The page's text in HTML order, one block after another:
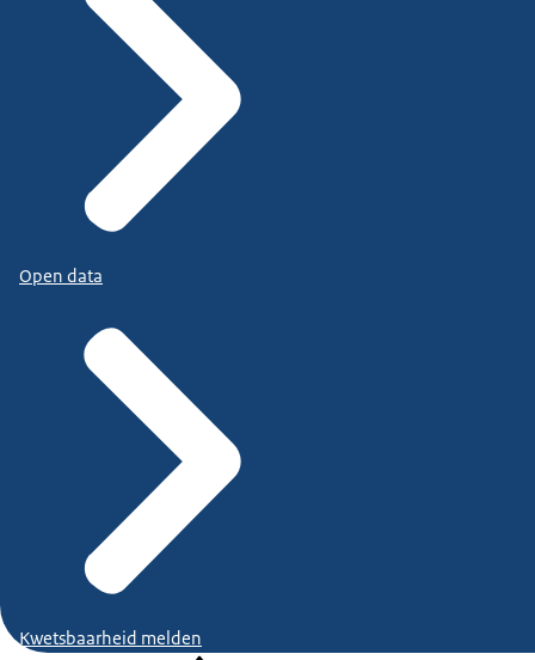
Open data
Kwetsbaarheid melden